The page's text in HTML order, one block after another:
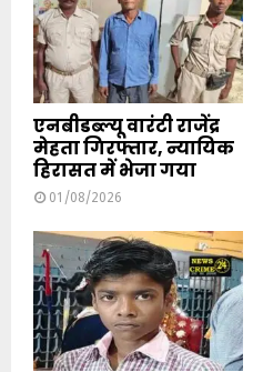
एनबीडब्ल्यू वारंटी राजेंद्र
मेहता गिरफ्तार, न्यायिक
हिरासत में भेजा गया
01/08/2026